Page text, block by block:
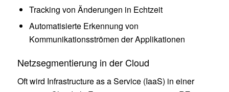
Tracking von Änderungen in Echtzeit
Automatisierte Erkennung von
Kommunikationsströmen der Applikationen
Netzsegmentierung in der Cloud
Oft wird Infrastructure as a Service (IaaS) in einer